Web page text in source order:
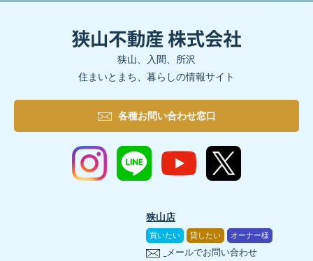
狭山、入間、所沢
住まいとまち、暮らしの情報サイト
各種お問い合わせ窓口
狭山店
買いたい 貸したい オーナー様
メールでお問い合わせ